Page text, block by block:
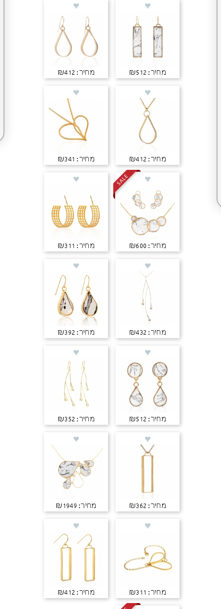
מחיר: ₪512 מחיר: ₪412
מחיר: ₪412 מחיר: ₪341
מחיר: ₪600 מחיר: ₪311
מחיר: ₪432 מחיר: ₪392
מחיר: ₪512 מחיר: ₪352
מחיר: ₪362 מחיר: ₪1949
מחיר: ₪311 מחיר: ₪412